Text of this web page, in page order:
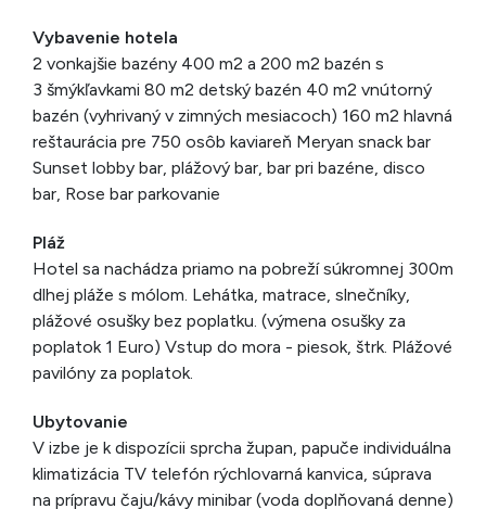
Vybavenie hotela
2 vonkajšie bazény 400 m2 a 200 m2 bazén s
3 šmýkľavkami 80 m2 detský bazén 40 m2 vnútorný
bazén (vyhrivaný v zimných mesiacoch) 160 m2 hlavná
reštaurácia pre 750 osôb kaviareň Meryan snack bar
Sunset lobby bar, plážový bar, bar pri bazéne, disco
bar, Rose bar parkovanie
Pláž
Hotel sa nachádza priamo na pobreží súkromnej 300m
dlhej pláže s mólom. Lehátka, matrace, slnečníky,
plážové osušky bez poplatku. (výmena osušky za
poplatok 1 Euro) Vstup do mora - piesok, štrk. Plážové
pavilóny za poplatok.
Ubytovanie
V izbe je k dispozícii sprcha župan, papuče individuálna
klimatizácia TV telefón rýchlovarná kanvica, súprava
na prípravu čaju/kávy minibar (voda doplňovaná denne)